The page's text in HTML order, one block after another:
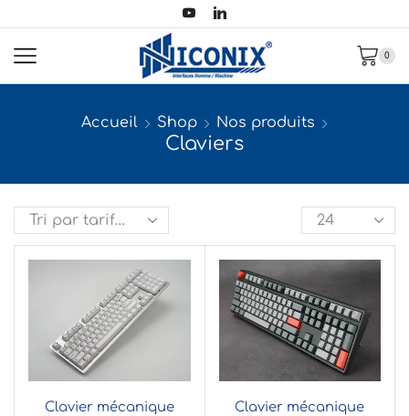
0
Accueil Shop Nos produits
Claviers
Clavier mécanique
Clavier mécanique